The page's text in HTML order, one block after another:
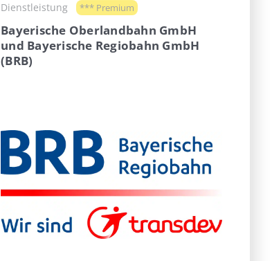
Dienstleistung *** Premium
Bayerische Oberlandbahn GmbH
und Bayerische Regiobahn GmbH
(BRB)